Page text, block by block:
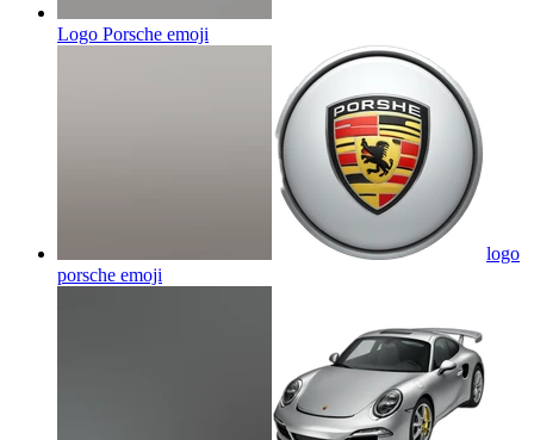
Logo Porsche emoji
logo
porsche emoji